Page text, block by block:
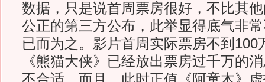
数据，只是说首周票房很好，不比其
公正的第三方公布，此举显得底气非
已而为之。影片首周实际票房不到100
《熊猫大侠》已经放出票房过千万的